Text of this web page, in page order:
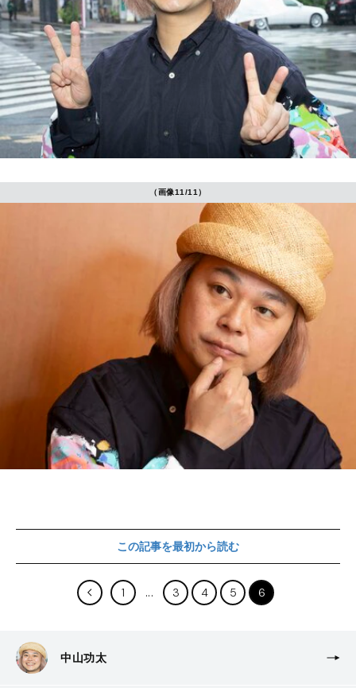
（画像11/11）
この記事を最初から読む
1 3 4 5 6
中山功太